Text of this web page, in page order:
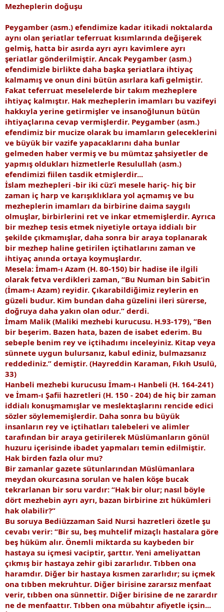
Mezheplerin doğuşu
Peygamber (asm.) efendimize kadar itikadi noktalarda
aynı olan şeriatlar teferruat kısımlarında değişerek
gelmiş, hatta bir asırda ayrı ayrı kavimlere ayrı
şeriatlar gönderilmiştir. Ancak Peygamber (asm.)
efendimizle birlikte daha başka şeriatlara ihtiyaç
kalmamış ve onun dini bütün asırlara kafi gelmiştir.
Fakat teferruat meselelerde bir takım mezheplere
ihtiyaç kalmıştır. Hak mezheplerin imamları bu vazifeyi
hakkıyla yerine getirmişler ve insanoğlunun bütün
ihtiyaçlarına cevap vermişlerdir. Peygamber (asm.)
efendimiz bir mucize olarak bu imamların geleceklerini
ve büyük bir vazife yapacaklarını daha bunlar
gelmeden haber vermiş ve bu mümtaz şahsiyetler de
yapmış oldukları hizmetlerle Resulullah (asm.)
efendimizi fiilen tasdik etmişlerdir...
İslam mezhepleri -bir iki cüz’i mesele hariç- hiç bir
zaman iç harp ve karışıklıklara yol açmamış ve bu
mezheplerin imamları da birbirine daima saygılı
olmuşlar, birbirlerini ret ve inkar etmemişlerdir. Ayrıca
bir mezhep tesis etmek niyetiyle ortaya iddialı bir
şekilde çıkmamışlar, daha sonra bir araya toplanarak
bir mezhep haline getirilen içtihatlarını zaman ve
ihtiyaç anında ortaya koymuşlardır.
Mesela: İmam-ı Azam (H. 80-150) bir hadise ile ilgili
olarak fetva verdikleri zaman, “Bu Numan bin Sabit’in
(İmam-ı Azam) reyidir. Çıkarabildiğimiz reylerin en
güzeli budur. Kim bundan daha güzelini ileri sürerse,
doğruya daha yakın olan odur.” derdi.
İmam Malik (Maliki mezhebi kurucusu. H.93-179), “Ben
bir beşerim. Bazen hata, bazen de isabet ederim. Bu
sebeple benim rey ve içtihadımı inceleyiniz. Kitap veya
sünnete uygun bulursanız, kabul ediniz, bulmazsanız
reddediniz.” demiştir. (Hayreddin Karaman, Fıkıh Usulü,
33)
Hanbeli mezhebi kurucusu İmam-ı Hanbeli (H. 164-241)
ve İmam-ı Şafii hazretleri (H. 150 - 204) de hiç bir zaman
iddialı konuşmamışlar ve meslektaşlarını rencide edici
sözler söylememişlerdir. Daha sonra bu büyük
insanların rey ve içtihatları talebeleri ve alimler
tarafından bir araya getirilerek Müslümanların gönül
huzuru içerisinde ibadet yapmaları temin edilmiştir.
Hak birden fazla olur mu?
Bir zamanlar gazete sütunlarından Müslümanlara
meydan okurcasına sorulan ve halen köşe bucak
tekrarlanan bir soru vardır: “Hak bir olur; nasıl böyle
dört mezhebin ayrı ayrı, bazan birbirine zıt hükümleri
hak olabilir?”
Bu soruya Bediüzzaman Said Nursi hazretleri özetle şu
cevabı verir: “Bir su, beş muhtelif mizaçlı hastalara göre
beş hüküm alır. Önemli miktarda su kaybeden bir
hastaya su içmesi vaciptir, şarttır. Yeni ameliyattan
çıkmış bir hastaya zehir gibi zararlıdır. Tıbben ona
haramdır. Diğer bir hastaya kısmen zararlıdır; su içmek
ona tıbben mekruhtur. Diğer birisine zararsız menfaat
verir, tıbben ona sünnettir. Diğer birisine de ne zarardır
ne de menfaattır. Tıbben ona mübahtır afiyetle içsin...